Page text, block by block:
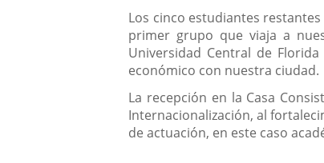
Los cinco estudiantes
primer grupo que viaja a
Universidad Central de
económico con nuestra ciudad.
La recepción en la Casa
Internacionalización, al
de actuación, en este caso